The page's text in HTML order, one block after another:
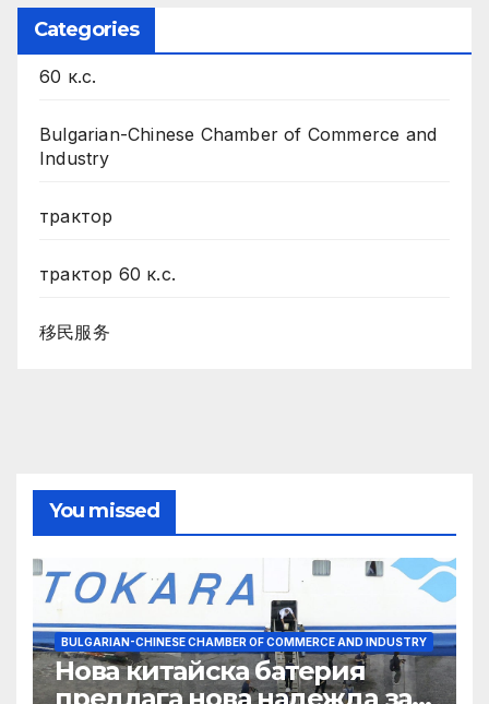
Categories
60 к.с.
Bulgarian-Chinese Chamber of Commerce and
Industry
трактор
трактор 60 к.с.
移民服务
You missed
BULGARIAN-CHINESE CHAMBER OF COMMERCE AND INDUSTRY
Нова китайска батерия